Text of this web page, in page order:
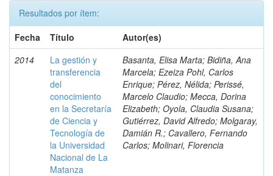
Resultados por ítem:
Fecha
Título
Autor(es)
2014
La gestión y
transferencia
del
conocimiento
en la Secretaría
de Ciencia y
Tecnología de
la Universidad
Nacional de La
Matanza
Basanta, Elisa Marta; Bidiña, Ana
Marcela; Ezeiza Pohl, Carlos
Enrique; Pérez, Nélida; Perissé,
Marcelo Claudio; Mecca, Dorina
Elizabeth; Oyola, Claudia Susana;
Gutiérrez, David Alfredo; Molgaray,
Damián R.; Cavallero, Fernando
Carlos; Molinari, Florencia